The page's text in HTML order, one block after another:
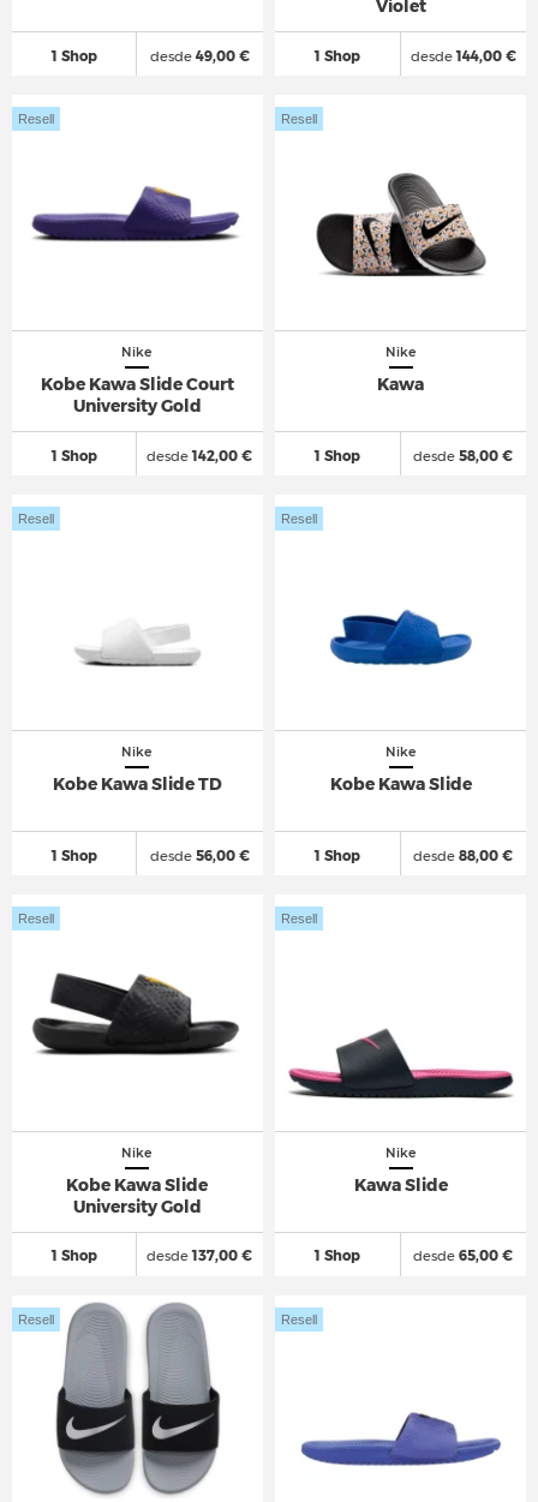
1 Shop desde49,00 €
Violet
1 Shop desde144,00 €
Nike
Kobe Kawa Slide Court
University Gold
1 Shop
Resell
desde142,00 €
Nike
Kawa
1 Shop
Resell
desde 58,00 €
Nike
Kobe Kawa Slide TD
1 Shop
Resell
desde56,00 €
Nike
Kobe Kawa Slide
1 Shop
Resell
desde 88,00 €
Nike
Kobe Kawa Slide
University Gold
1 Shop
Resell
desde137,00 €
Nike
Kawa Slide
1 Shop
Resell
desde 65,00 €
Resell Resell